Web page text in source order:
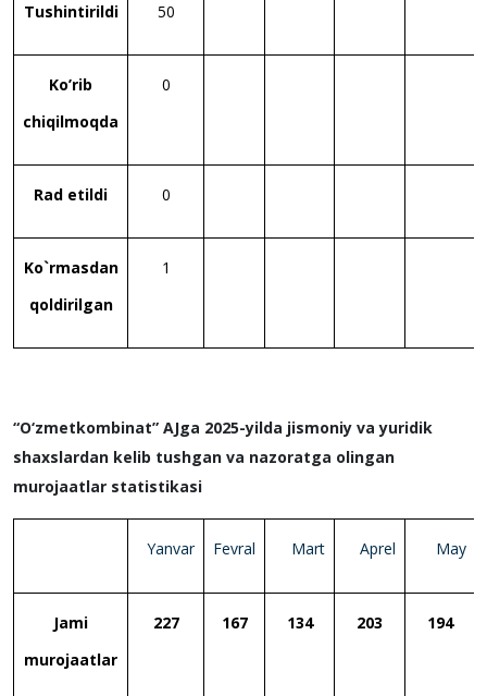
Tushintirildi 50
Ko’rib
chiqilmoqda
0
Rad etildi 0
Ko`rmasdan
qoldirilgan
1
“O‘zmetkombinat” AJga 2025-yilda jismoniy va yuridik
shaxslardan kelib tushgan va nazoratga olingan
murojaatlar statistikasi
Yanvar Fevral Mart Aprel May
Jami
murojaatlar
227 167 134 203 194